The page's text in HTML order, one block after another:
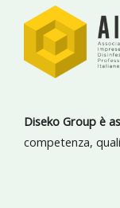
Diseko Group è
competenza,